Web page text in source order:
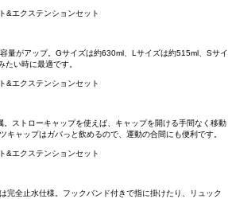
量がアップ。Gサイズは約630ml、Lサイズは約515ml、Sサイ
たい時に最適です。
ストローキャップを使えば、キャップを開ける手間なく移動
キャップはガバっと飲めるので、運動の合間にも便利です。
完全止水仕様。フックバンド付きで指に掛けたり、リュック